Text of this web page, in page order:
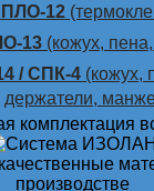
12
13 (кожух,
/ СПК-4 (кожух,
держатели,